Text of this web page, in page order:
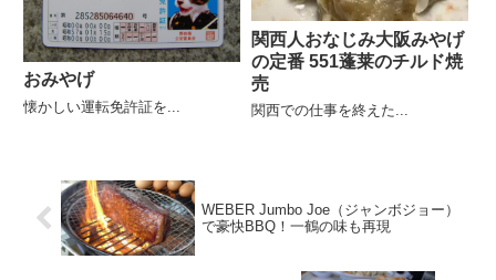
おみやげ
懐かしい運転免許証を...
関西人おなじみ大阪みやげ
の定番 551蓬莱のチルド焼
売
関西での仕事を終えた...
WEBER Jumbo Joe（ジャンボジョー）
で豪快BBQ！一鶴の味も再現